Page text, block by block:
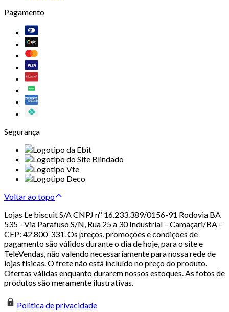
Pagamento
Segurança
Voltar ao topo
Lojas Le biscuit S/A CNPJ nº 16.233.389/0156-91 Rodovia BA
535 - Via Parafuso S/N, Rua 25 a 30 Industrial – Camaçari/BA –
CEP: 42.800-331. Os preços, promoções e condições de
pagamento são válidos durante o dia de hoje, para o site e
TeleVendas, não valendo necessariamente para nossa rede de
lojas físicas. O frete não está incluído no preço do produto.
Ofertas válidas enquanto durarem nossos estoques. As fotos de
produtos são meramente ilustrativas.
Politica de privacidade